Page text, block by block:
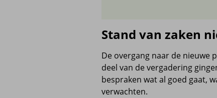
Stand van zaken
De overgang naar de nieuwe
deel van de vergadering
bespraken wat al goed gaat,
verwachten.